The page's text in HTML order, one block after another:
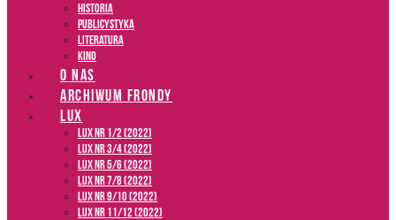
Historia
Publicystyka
Literatura
Kino
O NAS
ARCHIWUM FRONDY
LUX
LUX NR 1/2 (2022)
LUX NR 3/4 (2022)
LUX NR 5/6 (2022)
LUX NR 7/8 (2022)
LUX nr 9/10 (2022)
LUX NR 11/12 (2022)